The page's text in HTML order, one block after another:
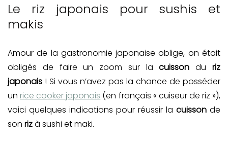
Le riz japonais pour sushis et
makis
Amour de la gastronomie japonaise oblige, on était
obligés de faire un zoom sur lacuisson duriz
japonais ! Si vous n’avez pas la chance de posséder
un rice cooker japonais (en français « cuiseur de riz »),
voici quelques indications pour réussir la cuisson de
son rizà sushi et maki.